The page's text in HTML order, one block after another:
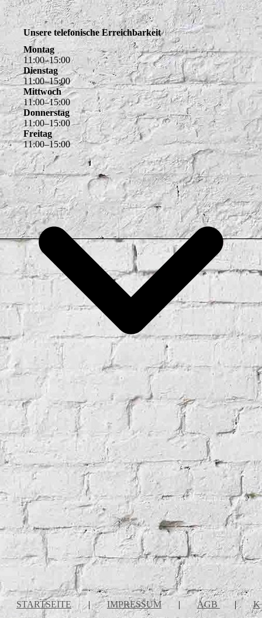
Unsere telefonische Erreichbarkeit
Montag
11:00–15:00
Dienstag
11:00–15:00
Mittwoch
11:00–15:00
Donnerstag
11 :00–15:00
Freitag
11:00–15:00
STARTSEITE | IMPRESSUM | AGB | K